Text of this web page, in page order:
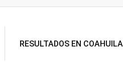
RESULTADOS EN